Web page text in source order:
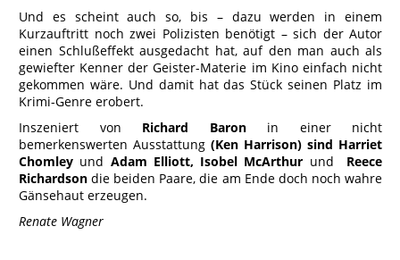
Und es scheint auch so, bis – dazu werden in einem
Kurzauftritt noch zwei Polizisten benötigt – sich der Autor
einen Schlußeffekt ausgedacht hat, auf den man auch als
gewiefter Kenner der Geister-Materie im Kino einfach nicht
gekommen wäre. Und damit hat das Stück seinen Platz im
Krimi-Genre erobert.
Inszeniert von Richard Baron in einer nicht
bemerkenswerten Ausstattung (Ken Harrison) sind Harriet
Chomley und Adam Elliott, Isobel McArthur und Reece
Richardsondie beiden Paare, die am Ende doch noch wahre
Gänsehaut erzeugen.
Renate Wagner